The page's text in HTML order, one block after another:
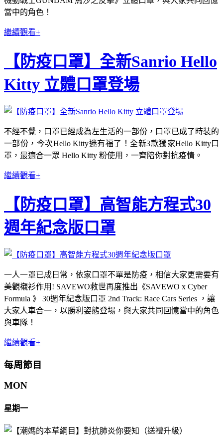
當中的角色！
繼續觀看+
【防疫口罩】全新Sanrio Hello
Kitty 立體口罩登場
不經不覺，口罩已經成為左生活的一部份，口罩已成了時裝的
一部份，今次Hello Kitty迷有福了！全新3款獨家Hello Kitty口
罩，最適合一眾 Hello Kitty 粉使用，一齊陪你對抗疫情。
繼續觀看+
【防疫口罩】高智能方程式30
週年紀念版口罩
一人一罩已成日常，依家口罩不單是防疫，相信大家更需要有
美觀襯衫作用! SAVEWO救世再度推出《SAVEWO x Cyber
Formula 》 30週年紀念版口罩 2nd Track: Race Cars Series ，讓
大家人車合一，以勝利姿態登場，與大家共同回憶當中的角色
與車隊！
繼續觀看+
每周節目
MON
星期一